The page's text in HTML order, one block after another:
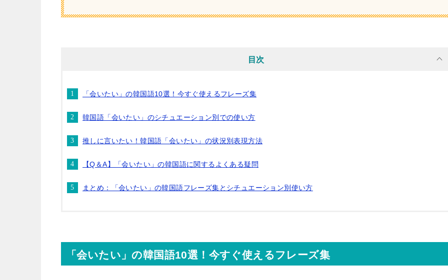
目次
「会いたい」の韓国語10選！今すぐ使えるフレーズ集
韓国語「会いたい」のシチュエーション別での使い方
推しに言いたい！韓国語「会いたい」の状況別表現方法
【Q＆A】「会いたい」の韓国語に関するよくある疑問
まとめ：「会いたい」の韓国語フレーズ集とシチュエーション別使い方
「会いたい」の韓国語10選！今すぐ使えるフレーズ集